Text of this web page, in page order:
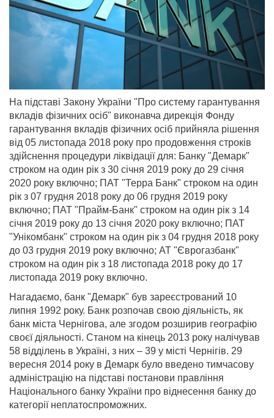
На підставі Закону України "Про систему гарантування
вкладів фізичних осіб" виконавча дирекція Фонду
гарантування вкладів фізичних осіб прийняла рішення
від 05 листопада 2018 року про продовження строків
здійснення процедури ліквідації для: Банку "Демарк"
строком на один рік з 30 січня 2019 року до 29 січня
2020 року включно; ПАТ "Терра Банк" строком на один
рік з 07 грудня 2018 року до 06 грудня 2019 року
включно; ПАТ "Прайм-Банк" строком на один рік з 14
січня 2019 року до 13 січня 2020 року включно; ПАТ
"Унікомбанк" строком на один рік з 04 грудня 2018 року
до 03 грудня 2019 року включно; АТ "Єврогазбанк"
строком на один рік з 18 листопада 2018 року до 17
листопада 2019 року включно.
Нагадаємо, банк "Демарк" був зареєстрований 10
липня 1992 року. Банк розпочав свою діяльність, як
банк міста Чернігова, але згодом розширив географію
своєї діяльності. Станом на кінець 2013 року налічував
58 відділень в Україні, з них – 39 у місті Чернігів. 29
вересня 2014 року в Демарк було введено тимчасову
адміністрацію на підставі постанови правління
Національного банку України про віднесення банку до
категорії неплатоспроможних.